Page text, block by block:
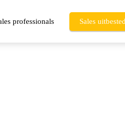
professionals Sales